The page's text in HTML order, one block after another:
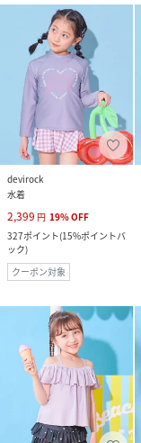
devirock
水着
2,399 円 19%OFF
327ポイント(15%ポイントバ
ック)
クーポン対象